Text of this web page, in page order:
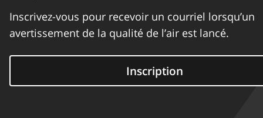
Inscrivez-vous pour recevoir un courriel lorsqu’un
avertissement de la qualité de l’air est lancé.
Inscription